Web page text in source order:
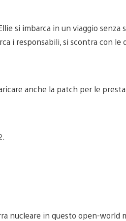
si imbarca in un viaggio senza
i responsabili, si scontra con le
anche la patch per le
nucleare in questo open-world